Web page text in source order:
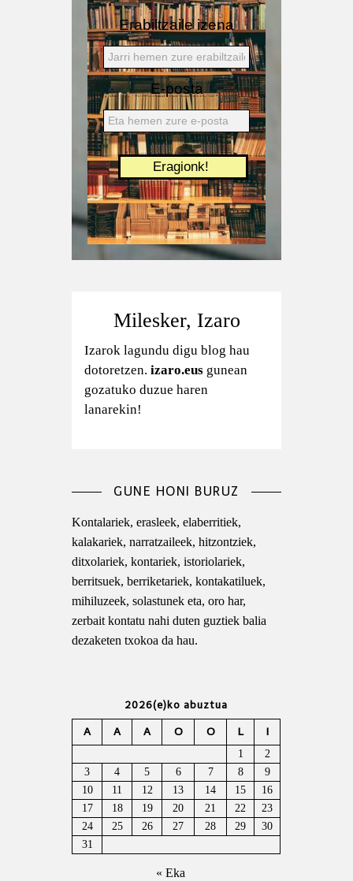
Erabiltzaile izena
E-posta
Milesker, Izaro
Izarok lagundu digu blog hau
dotoretzen.izaro.eus gunean
gozatuko duzue haren
lanarekin!
GUNE HONI BURUZ
Kontalariek, erasleek, elaberritiek,
kalakariek, narratzaileek, hitzontziek,
ditxolariek, kontariek, istoriolariek,
berritsuek, berriketariek, kontakatiluek,
mihiluzeek, solastunek eta, oro har,
zerbait kontatu nahi duten guztiek balia
dezaketen txokoa da hau.
2026(e)ko abuztua
A A A O O L I
1
2
3
4 5 6 7 8
9
10
11 12 13 14 15
16
17
18 19 20 21 22
23
24
25 26 27 28 29
30
31
« Eka